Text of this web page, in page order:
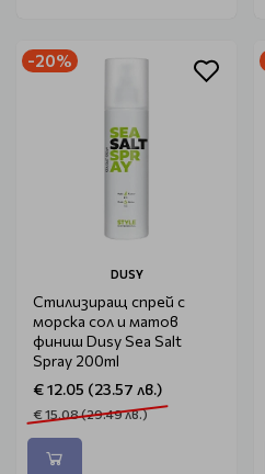
-20%
DUSY
Стилизиращ спрей с
морска сол и матов
финиш Dusy Sea Salt
Spray 200ml
€ 12.05 (23.57 лв.)
€ 15.08 (29.49 лв.)